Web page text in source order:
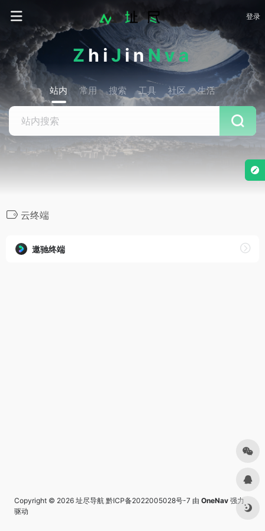
登录
ZhiJinNva
站内 常用 搜索 工具 社区 生活
云终端
遨驰终端
Copyright © 2026 址尽导航 黔ICP备2022005028号-7 由 OneNav 强力
驱动